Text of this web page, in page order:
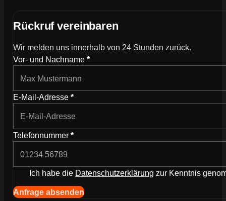
Rückruf vereinbaren
Wir melden uns innerhalb von 24 Stunden zurück.
Wie können wir dich kontaktieren?
Vor- und Nachname *
E-Mail-Adresse *
Telefonnummer *
Ich habe die Datenschutzerklärung zur Kenntnis
Navigation (Kopie) (Kopieren) (Kopieren)
Anfrage absenden